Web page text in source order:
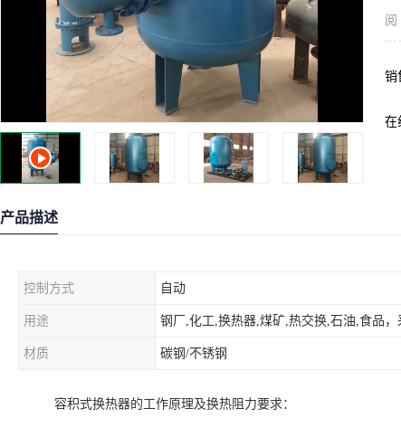
阅
销
在
产品描述
控制方式 自动
用途
材质 碳钢/不锈钢
容积式换热器的工作原理及换热阻力要求：